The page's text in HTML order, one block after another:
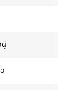
ผู้